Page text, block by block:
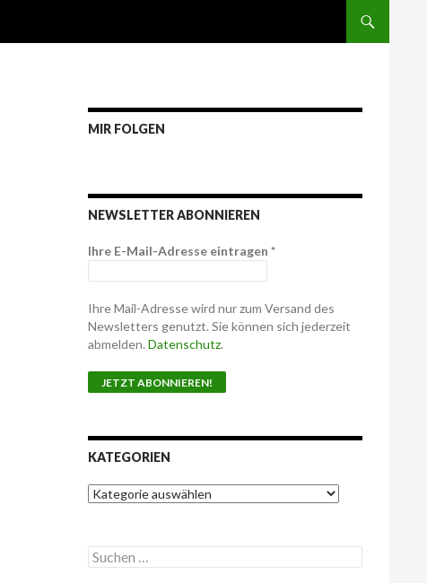
MIR FOLGEN
NEWSLETTER ABONNIEREN
Ihre E-Mail-Adresse eintragen *
Ihre Mail-Adresse wird nur zum Versand des
Newsletters genutzt. Sie können sich jederzeit
abmelden. Datenschutz.
KATEGORIEN
K
a
g
o
S
u